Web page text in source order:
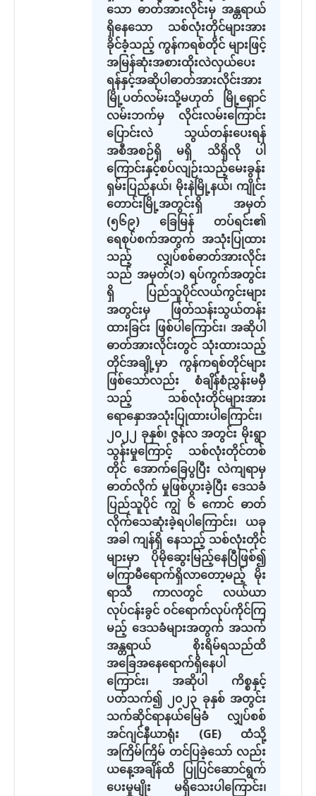
သော ဓာတ်အားလိုင်းမှ အန္တရာယ်
ရှိနေသော သစ်လုံးတိုင်များအား
ခိုင်ခံ့သည့် ကွန်ကရစ်တိုင် များဖြင့်
အမြန်ဆုံးအစားထိုးလဲလှယ်ပေး
ရန်နှင့်အဆိုပါဓာတ်အားလိုင်းအား
မြို့ပတ်လမ်းသို့မဟုတ် မြို့ရှောင်
လမ်းဘက်မှ လိုင်းလမ်းကြောင်း
ပြောင်းလဲ သွယ်တန်းပေးရန်
အစီအစဉ်ရှိ မရှိ သိရှိလို ပါ
ကြောင်းနှင့်စပ်လျဉ်းသည့်မေးခွန်း
ရှမ်းပြည်နယ်၊ မိုးနဲမြို့နယ်၊ ကျိုင်း
တောင်းမြို့အတွင်းရှိ အမှတ်
(၅၆၉) ခြေမြန် တပ်ရင်း၏
ရေစုပ်စက်အတွက် အသုံးပြုထား
သည့် လျှပ်စစ်ဓာတ်အားလိုင်း
သည် အမှတ်(၁) ရပ်ကွက်အတွင်း
ရှိ ပြည်သူပိုင်လယ်ကွင်းများ
အတွင်းမှ ဖြတ်သန်းသွယ်တန်း
ထားခြင်း ဖြစ်ပါကြောင်း၊ အဆိုပါ
ဓာတ်အားလိုင်းတွင် သုံးထားသည့်
တိုင်အချို့မှာ ကွန်ကရစ်တိုင်များ
ဖြစ်သော်လည်း စံချိန်စံညွှန်းမမှီ
သည့် သစ်လုံးတိုင်များအား
ရောနှောအသုံးပြုထားပါကြောင်း၊
၂၀၂၂ ခုနှစ်၊ ဇွန်လ အတွင်း မိုးရွာ
သွန်းမှုကြောင့် သစ်လုံးတိုင်တစ်
တိုင် အောက်ခြေပွပြီး လဲကျရာမှ
ဓာတ်လိုက် မှုဖြစ်ပွားခဲ့ပြီး ဒေသခံ
ပြည်သူပိုင် ကျွဲ ၆ ကောင် ဓာတ်
လိုက်သေဆုံးခဲ့ရပါကြောင်း၊ ယခု
အခါ ကျန်ရှိ နေသည့် သစ်လုံးတိုင်
များမှာ ပိုမိုဆွေးမြည့်နေပြီဖြစ်၍
မကြာမီရောက်ရှိလာတော့မည့် မိုး
ရာသီ ကာလတွင် လယ်ယာ
လုပ်ငန်းခွင် ဝင်ရောက်လုပ်ကိုင်ကြ
မည့် ဒေသခံများအတွက် အသက်
အန္တရာယ် စိုးရိမ်ရသည်ထိ
အခြေအနေရောက်ရှိနေပါ
ကြောင်း၊ အဆိုပါ ကိစ္စနှင့်
ပတ်သက်၍ ၂၀၂၃ ခုနှစ် အတွင်း
သက်ဆိုင်ရာနယ်မြေခံ လျှပ်စစ်
အင်ဂျင်နီယာရုံး (GE) ထံသို့
အကြိမ်ကြိမ် တင်ပြခဲ့သော် လည်း
ယနေ့အချိန်ထိ ပြုပြင်ဆောင်ရွက်
ပေးမှုမျိုး မရှိသေးပါကြောင်း၊